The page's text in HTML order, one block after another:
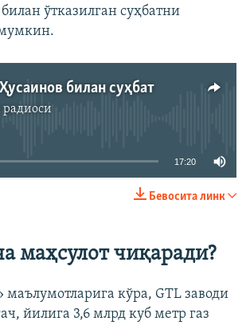
ўтказилган суҳбатни
билан суҳбат
радиоси
медиа-манба мавжуд эмас
17:20
Бевосита линк
маҳсулот чиқаради?
маълумотларига кўра, GTL заводи
йилига 3,6 млрд куб метр газ